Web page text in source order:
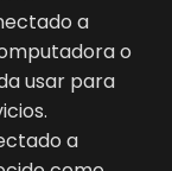
a
o
usar para
a